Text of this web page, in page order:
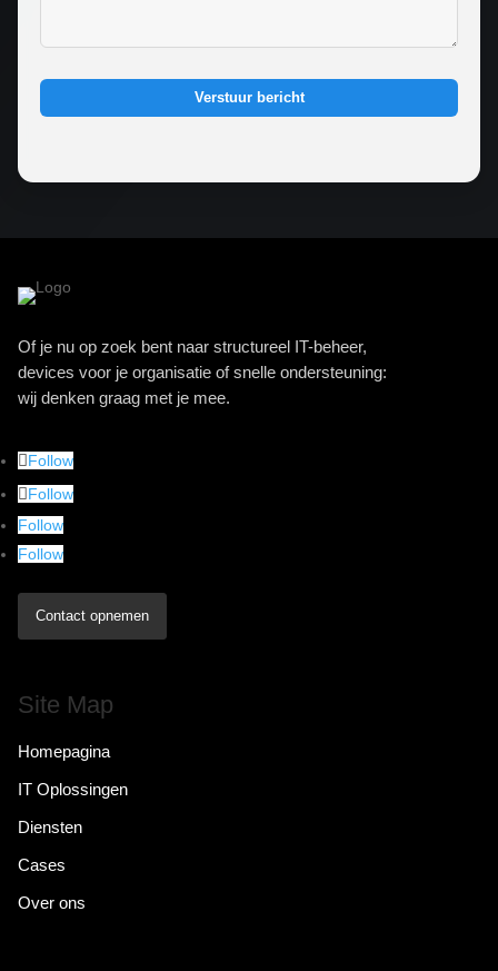
Verstuur bericht
Of je nu op zoek bent naar structureel IT-beheer,
devices voor je organisatie of snelle ondersteuning:
wij denken graag met je mee.
Follow
Follow
Follow
Follow
Contact opnemen
Site Map
Homepagina
IT Oplossingen
Diensten
Cases
Over ons